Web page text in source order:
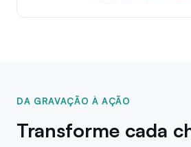
DA GRAVAÇÃO À AÇÃO
Transforme cada